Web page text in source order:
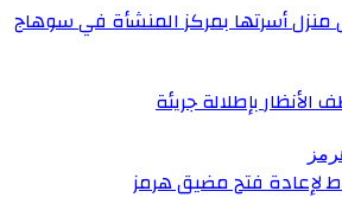
منزل أسرتها بمركز المنشأة في سوهاج
بإطلالة جريئة